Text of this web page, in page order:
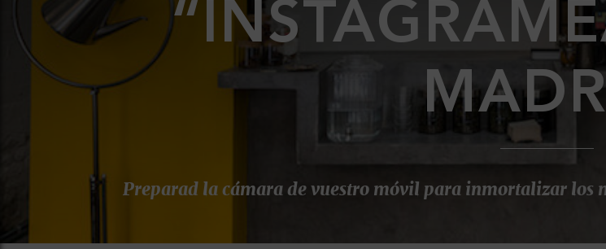
Preparad la cámara de vuestro móvil para inmortalizar los